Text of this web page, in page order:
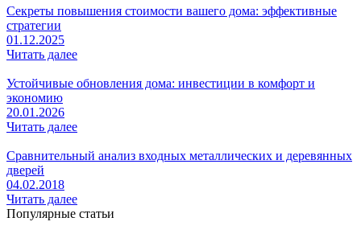
Секреты повышения стоимости вашего дома: эффективные
стратегии
01.12.2025
Читать далее
Устойчивые обновления дома: инвестиции в комфорт и
экономию
20.01.2026
Читать далее
Сравнительный анализ входных металлических и деревянных
дверей
04.02.2018
Читать далее
Популярные статьи